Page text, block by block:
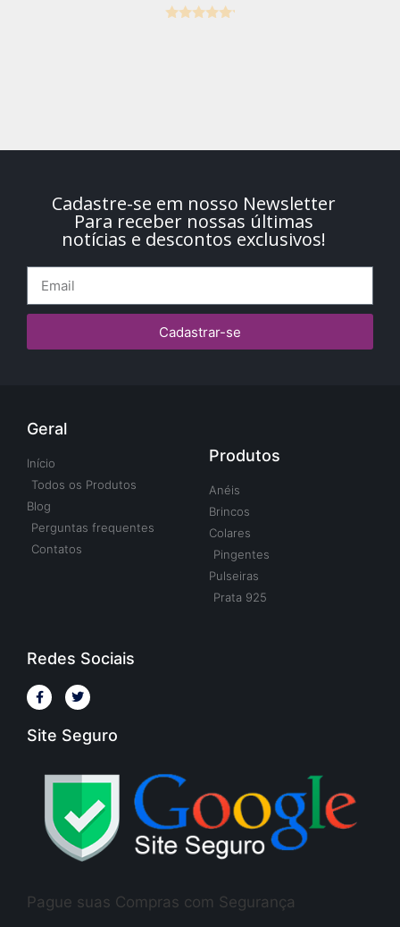
Cadastre-se em nosso Newsletter
Para receber nossas últimas
notícias e descontos exclusivos!
Cadastrar-se
Geral
Início
Todos os Produtos
Blog
Perguntas frequentes
Contatos
Produtos
Anéis
Brincos
Colares
Pingentes
Pulseiras
Prata 925
Redes Sociais
Site Seguro
Pague suas Compras com Segurança